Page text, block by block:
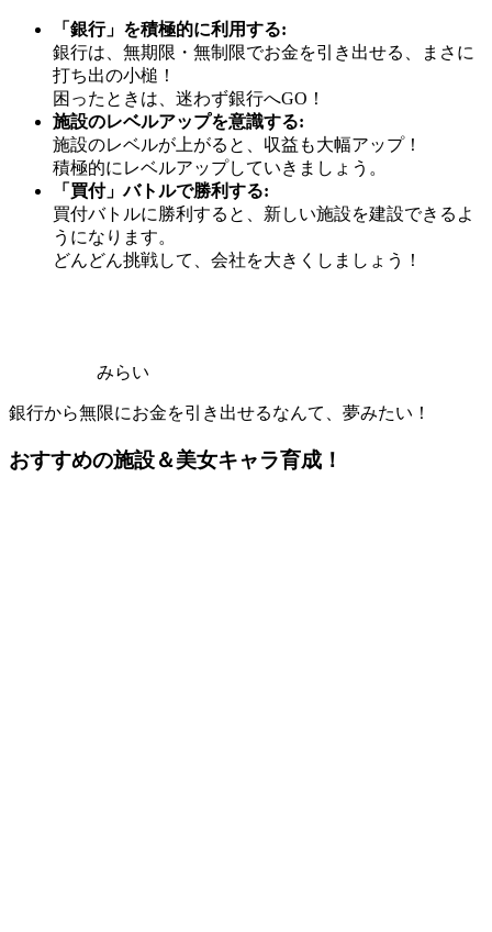
「銀行」を積極的に利用する:
銀行は、無期限・無制限でお金を引き出せる、まさに
打ち出の小槌！
困ったときは、迷わず銀行へGO！
施設のレベルアップを意識する:
施設のレベルが上がると、収益も大幅アップ！
積極的にレベルアップしていきましょう。
「買付」バトルで勝利する:
買付バトルに勝利すると、新しい施設を建設できるよ
うになります。
どんどん挑戦して、会社を大きくしましょう！
みらい
銀行から無限にお金を引き出せるなんて、夢みたい！
おすすめの施設＆美女キャラ育成！